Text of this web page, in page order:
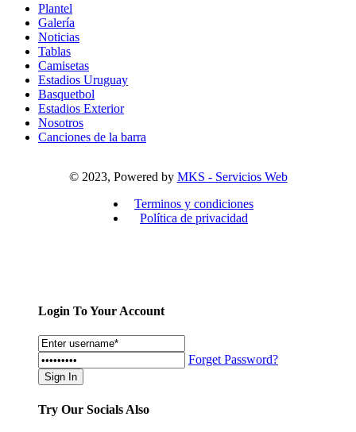
Plantel
Galería
Noticias
Tablas
Camisetas
Estadios Uruguay
Basquetbol
Estadios Exterior
Nosotros
Canciones de la barra
© 2023, Powered by MKS - Servicios Web
Terminos y condiciones
Política de privacidad
Login To Your Account
Forget Password?
Try Our Socials Also